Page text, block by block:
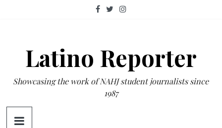
Latino Reporter
Showcasing the work of NAHJ student journalists since
1987